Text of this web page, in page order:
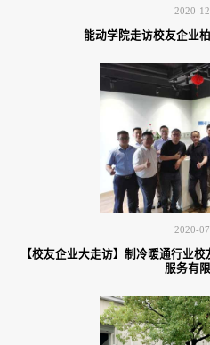
2020-
能动学院走访校友企业
2020-
【校友企业大走访】制冷暖通行业
服务有